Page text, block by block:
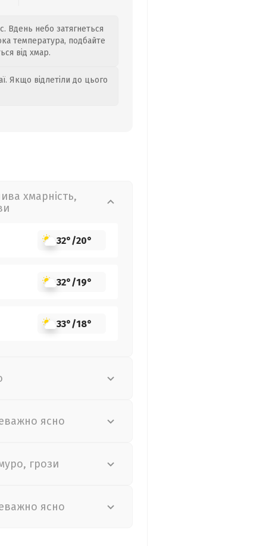
Вдень небо затягнеться
температура, подбайте
від хмар.
Якщо відлетіли до цього
хмарність,
32°/20°
32°/19°
33°/18°
ясно
грози
ясно